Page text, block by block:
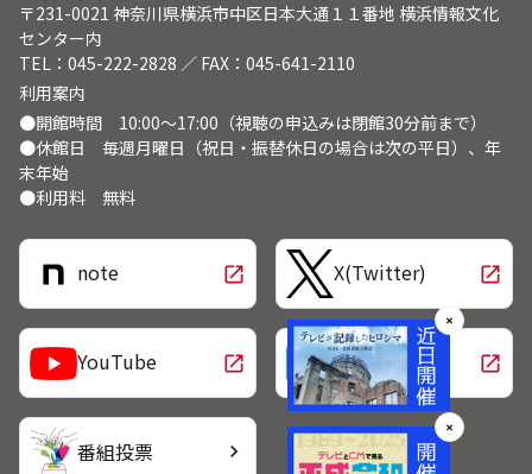
〒231-0021 神奈川県横浜市中区日本大通１１番地 横浜情報文化
センター内
TEL：045-222-2828 ／ FAX：045-641-2110
利用案内
●開館時間 10:00～17:00（視聴の申込みは閉館30分前まで）
●休館日 毎週月曜日（祝日・振替休日の場合は次の平日）、年
末年始
●利用料 無料
note open_in_new X(Twitter) open_in_new
YouTube open_in_new LINE open_in_new
番組投票 chevron_right
✕
✕